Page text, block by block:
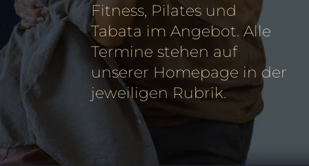
Fitness, Pilates und
Tabata im Angebot. Alle
Termine stehen auf
unserer Homepage in der
jeweiligen Rubrik.